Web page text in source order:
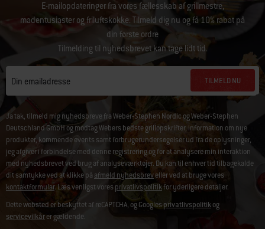
E-mailopdateringer fra vores fællesskab af grillmestre,
madentusiaster og friluftskokke. Tilmeld dig nu og få 10% rabat på
din første ordre
Tilmelding til nyhedsbrevet kan tage lidt tid.
Din emailadresse TILMELD NU
Ja tak, tilmeld mig nyhedsbreve fra Weber-Stephen Nordic og Weber-Stephen
Deutschland GmbH og modtag Webers bedste grillopskrifter, information om nye
produkter, kommende events samt forbrugerundersøgelser ud fra de oplysninger,
jeg afgiver i forbindelse med denne registrering og for at analysere min interaktion
med nyhedsbrevet ved brug af analyseværktøjer. Du kan til enhver tid tilbagekalde
dit samtykke ved at klikke på afmeld nyhedsbreveller ved at bruge vores
kontaktformular. Læs venligst voresprivatlivspolitikfor yderligere detaljer.
Dette websted er beskyttet af reCAPTCHA, og Googlesprivatlivspolitikog
servicevilkårer gældende.